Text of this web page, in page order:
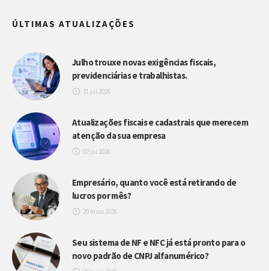
ÚLTIMAS ATUALIZAÇÕES
Julho trouxe novas exigências fiscais,
previdenciárias e trabalhistas.
31 jul 2026
Atualizações fiscais e cadastrais que merecem
atenção da sua empresa
02 jul 2026
Empresário, quanto você está retirando de
lucros por mês?
29 maio 2026
Seu sistema de NF e NFC já está pronto para o
novo padrão de CNPJ alfanumérico?